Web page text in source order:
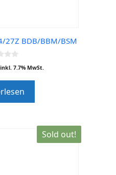
27Z BDB/BBM/BSM
inkl. 7.7% MwSt.
Sold out!